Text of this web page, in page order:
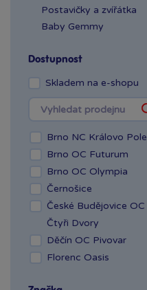
Postavičky a zvířátka
Baby Gemmy
Dostupnost
Skladem na e-shopu
Brno NC Královo Pole
Brno OC Futurum
Brno OC Olympia
Černošice
České Budějovice OC
Čtyři Dvory
Děčín OC Pivovar
Florenc Oasis